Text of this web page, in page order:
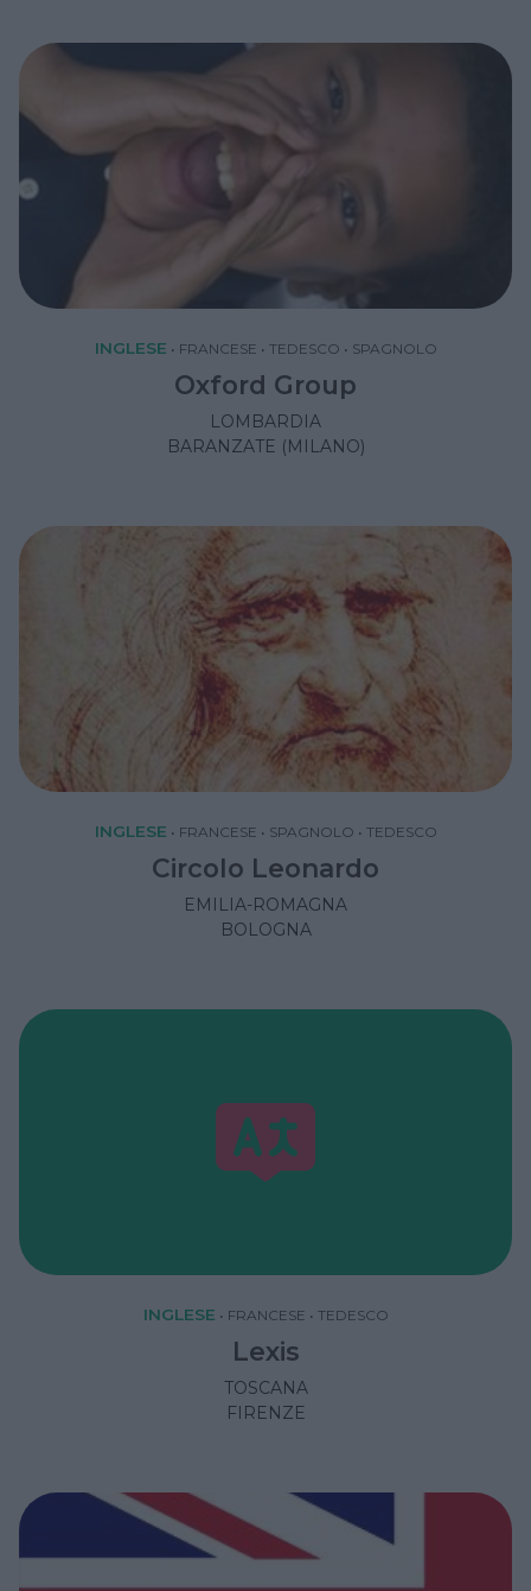
INGLESE • FRANCESE • TEDESCO • SPAGNOLO
Oxford Group
LOMBARDIA
BARANZATE (MILANO)
INGLESE • FRANCESE • SPAGNOLO • TEDESCO
Circolo Leonardo
EMILIA-ROMAGNA
BOLOGNA
INGLESE • FRANCESE • TEDESCO
Lexis
TOSCANA
FIRENZE